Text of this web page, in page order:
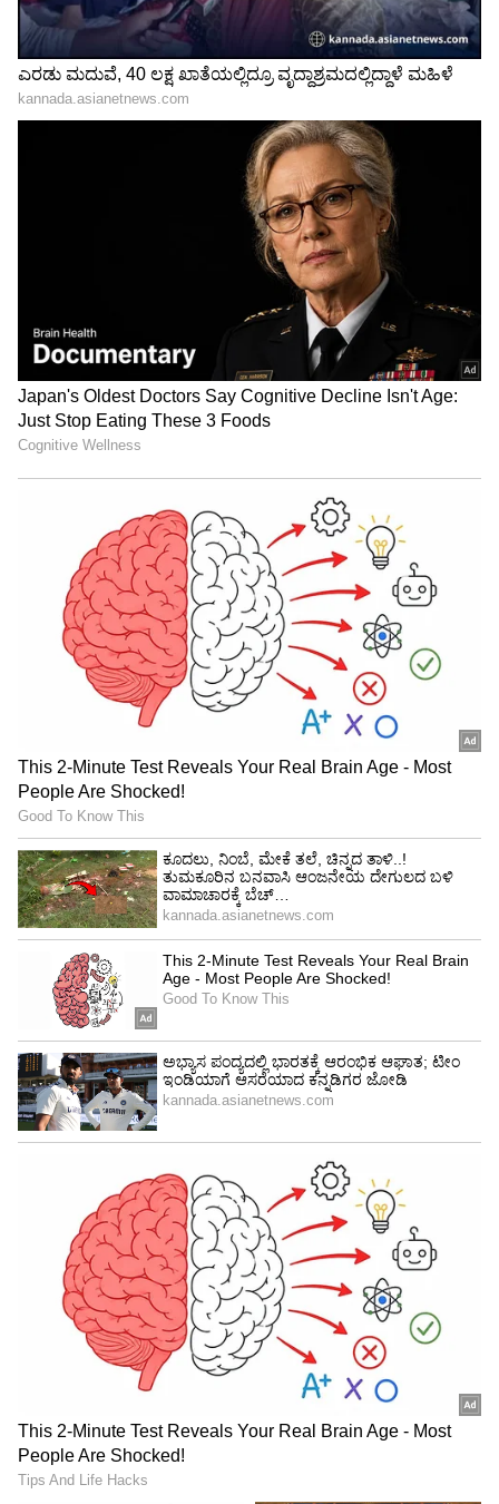
ಸರ್ಕಾರದಿಂದ 50 ಲಕ್ಷ ರು.ಗಳ ಹಣ ಹಾಗೂ ಪತ್ನಿಗೆ ನೌಕರಿ
ಘೋಷಿಸಿದ್ದ ಸರ್ಕಾರ ಈಗ ಅದನ್ನು ಮರೆತಂತಿದೆ ಎಂಬ
ಆರೋಪಗಳು ಕೇಳಿ ಬರುತ್ತಿವೆ. ಘಟನೆ ನಡೆದು ನಾಲ್ಕು
ತಿಂಗಳುಗಳಾದರೂ ಈವರೆಗೆ ನಯೆಪೈಸೆ ದೊರೆತಿಲ್ಲ ಎಂದಿರುವ
ಅವರ ಕುಟುಂಬಸ್ಥರು, ಸಂಘ ಸಂಸ್ಥೆಗಳು, ನೌಕರರ ಸಂಘಗಳು
ನೀಡಿದ ಸಹಾಯಧನ ಬಿಟ್ಟರೆ ಸರ್ಕಾರದಿಂದ ನಯೆಪೈಸೆಯೂ
ಸಿಕ್ಕಿಲ್ಲ. ಪರಶುರಾಮ ಕುಟುಂಬಕ್ಕೆ ಕೋಟ್ಯಂತರ ರುಪಾಯಿಗಳ
ಹಣ ಹಾಗೂ ಪತ್ನಿಗೆ ನೌಕರಿ ನೀಡಲಾಗಿದೆ ಎಂಬ
ಪುಕಾರುಗಳನ್ನು ಹಬ್ಬಿಸಲಾಗುತ್ತಿದೆ ಎಂದು ನೋವು
‘ಪರಿಹಾರಕ್ಕೆ ಕೋರಿ ಗೃಹ ಸಚಿವರನ್ನು ಮೂರು ಬಾರಿ ಭೇಟಿ
ಮಾಡಿದ್ದೇನೆ, ಸಿಎಂ ಜೊತೆ ಮಾತನಾಡಿ ಬಿಡುಗಡೆ
ಮಾಡುವುದಾಗಿ ಅವರು ತಿಳಿಸಿದ್ದಾರೆ. ಸಚಿವರೊಬ್ಬರನ್ನು
ಭೇಟಿಯಾಗಿ ಕೇಳಿದರೆ, ಹಾದಿಬೀದಿಯಲ್ಲಿ ನಿಂತು ಪರಿಹಾರ
ಕೇಳಿದರೆ ಹೇಗೆ ಎಂದು ಉಡಾಫೆಯಾಗಿ ಮಾತನಾಡಿದ್ದಾರೆ’
ಎಂದು ಹನುಮಂತ ಆಘಾತ ವ್ಯಕ್ತಪಡಿಸಿದರು.
ಸಿಎಂ ಕುರ್ಚಿಗಾಗಿ ಸಿದ್ದು-ಡಿಕೆಶಿ ಬಡಿದಾಟ: ವಿಜಯೇಂದ್ರ
ಏನಿದು ಪಿಎಸ್ಸೈ ಪರಶುರಾಮ್‌ ಘಟನೆ?
ಯಾದಗಿರಿ ನಗರ ಠಾಣೆಯ, ಕಾನೂನು ಸುವ್ಯವಸ್ಥೆಯ ಪಿಎಸ್ಸೈ
ಆಗಿದ್ದ ಪರಶುರಾಮ್‌, 2024ರ ಆ.2ರಂದು ಮೃತಪಟ್ಟಿದ್ದರು.
ಇವರ ಸಾವಿನ ಬಗ್ಗೆ ಶಂಕೆ ವ್ಯಕ್ತಪಡಿಸಿದ್ದ ಕುಟುಂಬಸ್ಥರು ಹಾಗೂ
ಸಂಘಟನೆಗಳು ತನಿಖೆಗೆ ಆಗ್ರಹಿಸಿದ್ದರು. ವರ್ಗಾವಣೆ
ತಡೆಗಯಲು ಯಾದಗಿರಿ ಶಾಸಕ ಚೆನ್ನಾರೆಡ್ಡಿ ಪಾಟೀಲ್‌
ತುನ್ನೂರು ಹಾಗೂ ಪುತ್ರ ಸನ್ನೀಗೌಡ ಲಕ್ಷಾಂತರ ರುಪಾಯಿಗಳ
ಬೇಡಿಕೆ ಇಟ್ಟಿದ್ದರು ಎಂದು ಗಂಭೀರವಾಗಿ ಆರೋಪಿಸಿದ್ದ
ಕುಟುಂಬಸ್ಥರು ಮತ್ತು ಸಂಘಟನೆಗಳು, ಶಾಸಕ ಮತ್ತು ಪುತ್ರನ
ವಿರುದ್ಧ ಪ್ರಕರಣ ದಾಖಲಿಸಿಕೊಳ್ಳುವಂತೆ ಆಗ್ರಹಿಸಿ. ಆ.3ರಂದು
ಯಾದಗಿರಿಯಲ್ಲಿ ಪ್ರತಿಭಟನೆ ಭಾರಿ ನಡೆಸಿದ್ದರು. ಇದಕ್ಕೆ
ಮಣಿದ ಸರ್ಕಾರ ಶಾಸಕ ಹಾಗೂ ಪುತ್ರನ ವಿರುದ್ಧ ಪ್ರಕರಣ